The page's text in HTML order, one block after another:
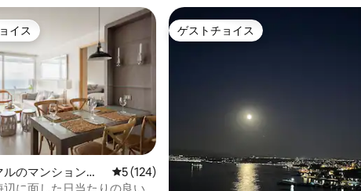
つ星の平均評価
トチョイスです。
イス
のマンション・
レビュー124件、5つ星中5つ星の平均評価
5 (124)
ゲストチョイス
ゲストチョイス